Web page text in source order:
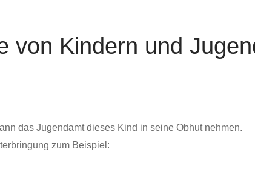
von Kindern und
das Jugendamt dieses Kind in seine Obhut nehmen.
zum Beispiel: